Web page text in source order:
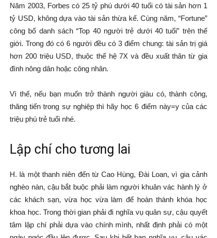
Năm 2003, Forbes có 25 tỷ phú dưới 40 tuổi có tài sản hơn 1
tỷ USD, không dựa vào tài sản thừa kế. Cùng năm, “Fortune”
công bố danh sách “Top 40 người trẻ dưới 40 tuổi” trên thế
giới. Trong đó có 6 người đều có 3 điểm chung: tài sản trị giá
hơn 200 triệu USD, thuộc thế hệ 7X và đều xuất thân từ gia
đình nông dân hoặc công nhân.
Vì thế, nếu bạn muốn trở thành người giàu có, thành công,
thăng tiến trong sự nghiệp thì hãy học 6 điểm này=y của các
triệu phú trẻ tuổi nhé.
Lập chí cho tương lai
H. là một thanh niên đến từ Cao Hùng, Đài Loan, vì gia cảnh
nghèo nàn, cậu bắt buộc phải làm người khuân vác hành lý ở
các khách sạn, vừa học vừa làm để hoàn thành khóa học
khoa học. Trong thời gian phải đi nghĩa vụ quân sự, cậu quyết
tâm lập chí phải dựa vào chính mình, nhất định phải có một